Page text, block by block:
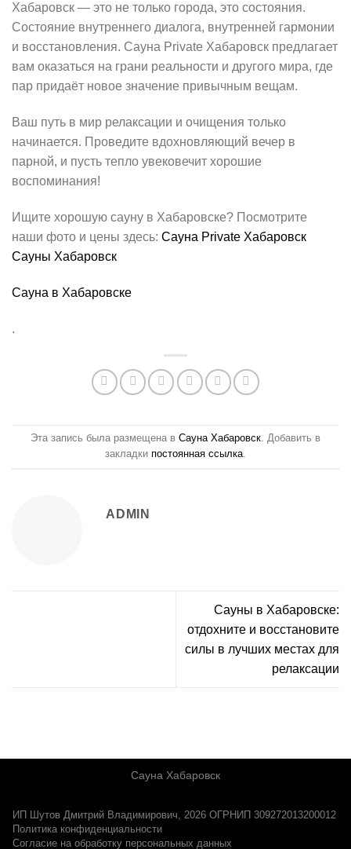
Хабаровск — это не только города, это состояния.
Состояние внутреннего диалога, внутренней гармонии
и восстановления. Сауна Private Хабаровск предлагает
вам оказаться на грани реальности и другого мира, где
пар придаёт новое значение привычным вещам.
Ваш путь в мир релаксации и очищения только
начинается. Проведите вдохновляющий вечер в
парной, и пусть тепло увековечит хорошие
воспоминания!
Ищите хорошую сауну в Хабаровске? Посмотрите
наши фото и цены здесь: Сауна Private Хабаровск
Сауны Хабаровск
Сауна в Хабаровске
.
Эта запись была размещена в Сауна Хабаровск . Добавить в
закладки постоянная ссылка
ADMIN
Сауны в Хабаровске:
отдохните и восстановите
силы в лучших местах для
релаксации
Сауна Хабаровск
ИП Шутов Дмитрий Владимирович, 2026 ОГРНИП 309272013200012
Политика конфиденциальности
Согласие на обработку персональных данных